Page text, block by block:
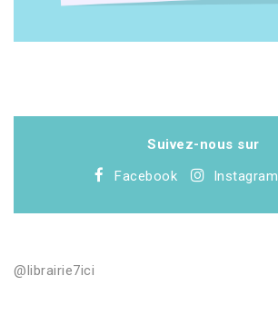
Suivez-nous sur
Facebook
Instagram
@librairie7ici